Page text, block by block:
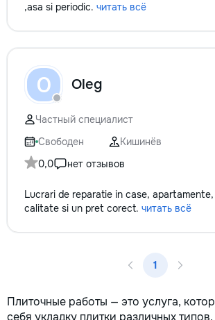
,asa si periodic. читать всё
O Oleg
Частный специалист
Свободен
Кишинёв
0,0
нет отзывов
Lucrari de reparatie in case,
calitate si un pret corect. читать всё
1
Плиточные работы — это услуга,
себя укладку плитки различных типов,